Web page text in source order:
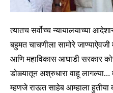
त्यातच सर्वोच्च न्यायालयाच्या
बहुमत चाचणीला सामोरे जाण्याऐवजी
आणि महाविकास आघाडी सरकार
डोळ्यातून अश्रुधारा वाहू लागल्या…
म्हणजे राऊत साहेब आम्हाला